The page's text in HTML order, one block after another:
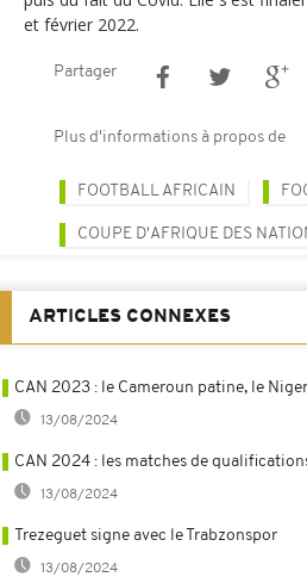
et février 2022.
Partager
Plus d'informations à propos de
FOOTBALL AFRICAIN
COUPE D'AFRIQUE DES
ARTICLES CONNEXES
CAN 2023 : le Cameroun patine, le
13/08/2024
CAN 2024 : les matches de
13/08/2024
Trezeguet signe avec le Trabzonspor
13/08/2024